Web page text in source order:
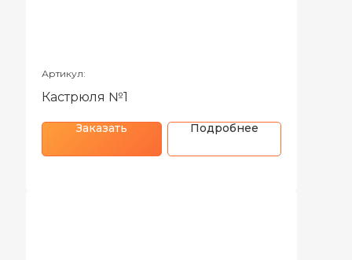
Артикул:
Кастрюля №1
Заказать Подробнее